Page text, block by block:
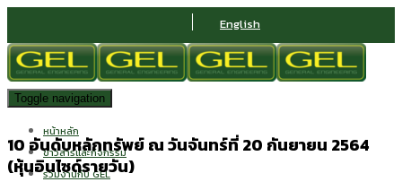
English
Toggle navigation
หน้าหลัก
ข่าวสารและกิจกรรม
ร่วมงานกับ GEL
10 อันดับหลักทรัพย์ ณ วันจันทร์ที่ 20 กันยายน 2564
(หุ้นอินไซด์รายวัน)